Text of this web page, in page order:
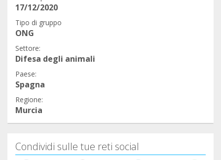
17/12/2020
Tipo di gruppo
ONG
Settore:
Difesa degli animali
Paese:
Spagna
Regione:
Murcia
Condividi sulle tue reti social